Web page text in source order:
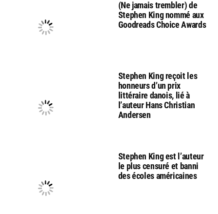
(Ne jamais trembler) de
Stephen King nommé aux
Goodreads Choice Awards
Stephen King reçoit les
honneurs d’un prix
littéraire danois, lié à
l’auteur Hans Christian
Andersen
Stephen King est l’auteur
le plus censuré et banni
des écoles américaines